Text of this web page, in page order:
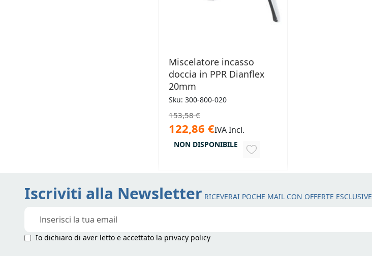
Miscelatore incasso
doccia in PPR Dianflex
20mm
Sku: 300-800-020
153,58 €
122,86 €IVA Incl.
NON DISPONIBILE
AGGIUNGI
DESIDERI
Iscriviti alla Newsletter RICEVERAI POCHE MAIL CON OFFERTE ESCLUSIVE
Newsletter:
Io dichiaro di aver letto e accettato la privacy policy